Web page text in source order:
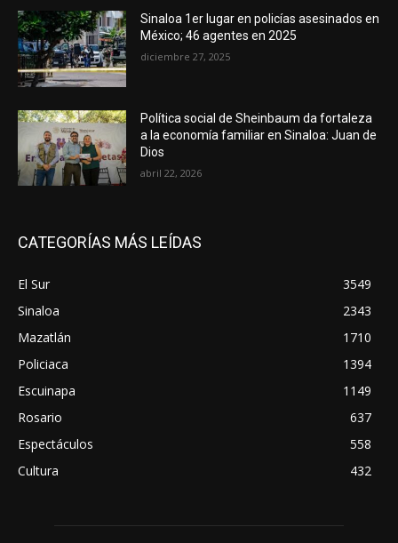
Sinaloa 1er lugar en policías asesinados en
México; 46 agentes en 2025
diciembre 27, 2025
Política social de Sheinbaum da fortaleza
a la economía familiar en Sinaloa: Juan de
Dios
abril 22, 2026
CATEGORÍAS MÁS LEÍDAS
El Sur
3549
Sinaloa
2343
Mazatlán
1710
Policiaca
1394
Escuinapa
1149
Rosario
637
Espectáculos
558
Cultura
432